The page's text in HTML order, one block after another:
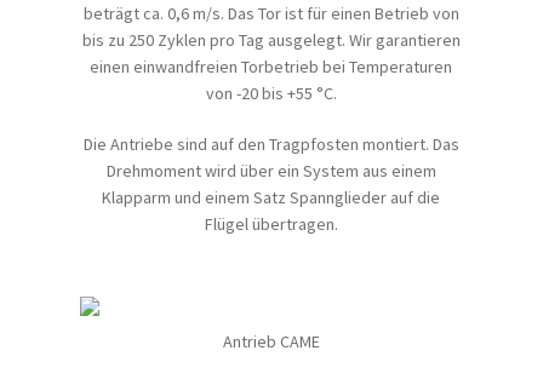
beträgt ca. 0,6 m/s. Das Tor ist für einen Betrieb von
bis zu 250 Zyklen pro Tag ausgelegt. Wir garantieren
einen einwandfreien Torbetrieb bei Temperaturen
von -20 bis +55 °C.
Die Antriebe sind auf den Tragpfosten montiert. Das
Drehmoment wird über ein System aus einem
Klapparm und einem Satz Spannglieder auf die
Flügel übertragen.
Antrieb CAME